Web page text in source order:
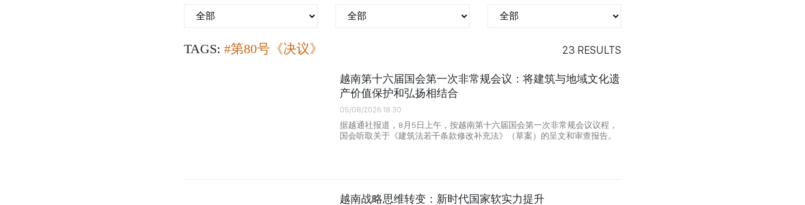
TAGS: #第80号《决议》 23 RESULTS
越南第十六届国会第一次非常规会议：将建筑与地域文化遗
产价值保护和弘扬相结合
05/08/2026 18:30
据越通社报道，8月5日上午，按越南第十六届国会第一次非常规会议议程，
国会听取关于《建筑法若干条款修改补充法》（草案）的呈文和审查报告。
越南战略思维转变：新时代国家软实力提升